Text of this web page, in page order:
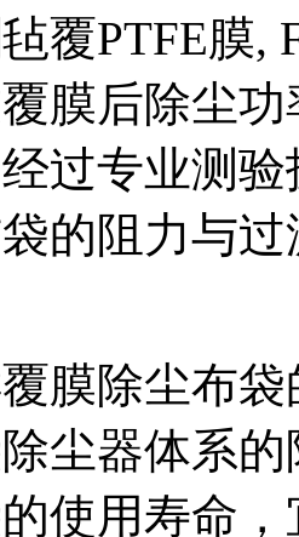
覆PTFE膜,
膜后除尘
过专业测
的阻力与
除尘布袋
尘器体系
使用寿命